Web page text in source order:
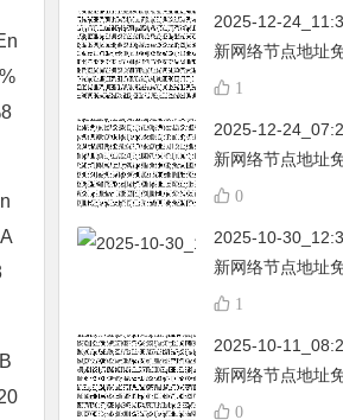
2025-12-
新网络节点地址
不定期更新…开
韩国|新加坡|台湾|
…
1
2025-12-
新网络节点地址
不定期更新…开
韩国|新加坡|台湾|
…
0
2025-10-
新网络节点地址
不定期更新…开
韩国|新加坡|台湾|
…
1
2025-10-
新网络节点地址
不定期更新…开
0